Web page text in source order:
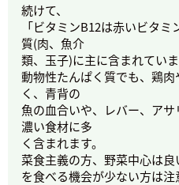
続けて、
「ビタミンB12は赤いビタ
質(肉、魚介
類、玉子)に主に含まれていま
動物性たんぱく質でも、鶏
く、青背の
魚の血合いや、レバー、ア
濃い食材に多
く含まれます。
菜食主義の方、野菜中心は
を食べる機会が少ない方は注